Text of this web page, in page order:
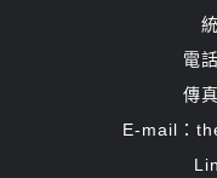
電
傳
E-mail：